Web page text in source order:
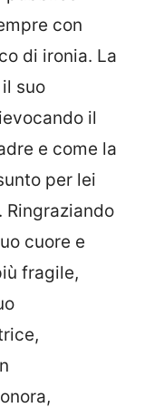
con
di ironia. La
suo
il
e come la
per lei
Ringraziando
cuore e
fragile,